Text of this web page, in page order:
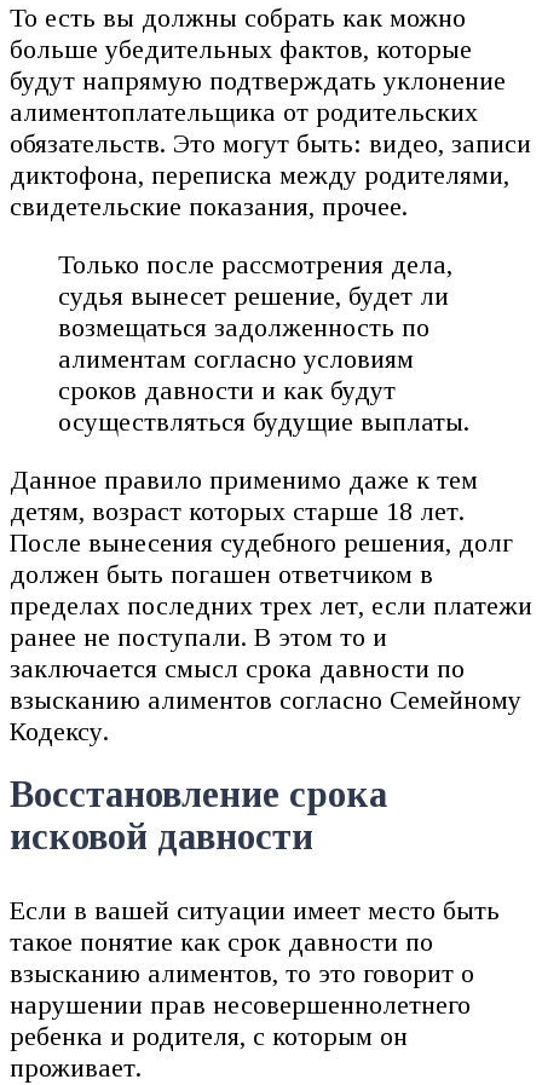
То есть вы должны собрать как можно
больше убедительных фактов, которые
будут напрямую подтверждать уклонение
алиментоплательщика от родительских
обязательств. Это могут быть: видео, записи
диктофона, переписка между родителями,
свидетельские показания, прочее.
Только после рассмотрения дела,
судья вынесет решение, будет ли
возмещаться задолженность по
алиментам согласно условиям
сроков давности и как будут
осуществляться будущие выплаты.
Данное правило применимо даже к тем
детям, возраст которых старше 18 лет.
После вынесения судебного решения, долг
должен быть погашен ответчиком в
пределах последних трех лет, если платежи
ранее не поступали. В этом то и
заключается смысл срока давности по
взысканию алиментов согласно Семейному
Кодексу.
Восстановление срока
исковой давности
Если в вашей ситуации имеет место быть
такое понятие как срок давности по
взысканию алиментов, то это говорит о
нарушении прав несовершеннолетнего
ребенка и родителя, с которым он
проживает.